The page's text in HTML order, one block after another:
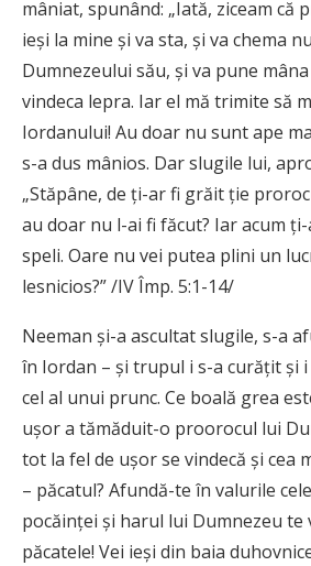
mâniat, spunând: „Iată, ziceam că
ieși la mine și va sta, și va chema
Dumnezeului său, și va pune
vindeca lepra. Iar el mă trimite să
Iordanului! Au doar nu sunt ape
s-a dus mânios. Dar slugile lui,
„Stăpâne, de ți-ar fi grăit ție
au doar nu l-ai fi făcut? Iar acum
speli. Oare nu vei putea plini un
lesnicios?” /IV Împ. 5:1-14/
Neeman și-a ascultat slugile, s-a
în Iordan – şi trupul i s-a curățit și
cel al unui prunc. Ce boală grea
ușor a tămăduit-o proorocul lui
tot la fel de ușor se vindecă și cea
– păcatul? Afundă-te în valurile
pocăinței și harul lui Dumnezeu te
păcatele! Vei ieși din baia